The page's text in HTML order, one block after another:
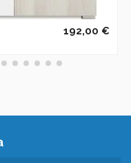
192,00 €